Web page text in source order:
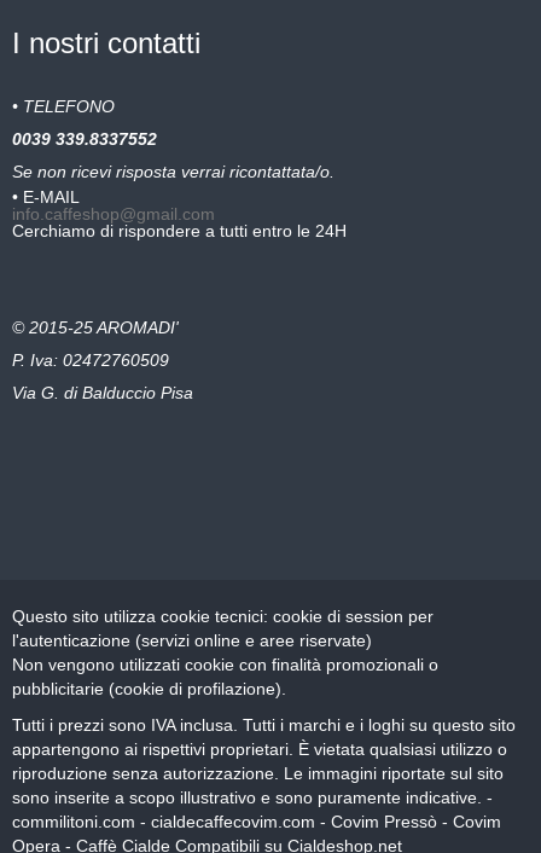
I nostri contatti
• TELEFONO
0039 339.8337552
Se non ricevi risposta verrai ricontattata/o.
• E-MAIL
info.caffeshop@gmail.com
Cerchiamo di rispondere a tutti entro le 24H
© 2015-25 AROMADI'
P. Iva: 02472760509
Via G. di Balduccio Pisa
Questo sito utilizza cookie tecnici: cookie di session per
l'autenticazione (servizi online e aree riservate)
Non vengono utilizzati cookie con finalità promozionali o
pubblicitarie (cookie di profilazione).
Tutti i prezzi sono IVA inclusa. Tutti i marchi e i loghi su questo sito
appartengono ai rispettivi proprietari. È vietata qualsiasi utilizzo o
riproduzione senza autorizzazione. Le immagini riportate sul sito
sono inserite a scopo illustrativo e sono puramente indicative. -
commilitoni.com - cialdecaffecovim.com - Covim Pressò - Covim
Opera - Caffè Cialde Compatibili su Cialdeshop.net